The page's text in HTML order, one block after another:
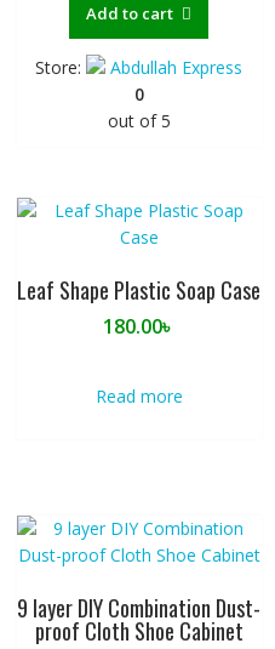
Add to cart
Store:
Abdullah Express
0
out of 5
Leaf Shape Plastic Soap Case
180.00৳
Read more
9 layer DIY Combination Dust-
proof Cloth Shoe Cabinet